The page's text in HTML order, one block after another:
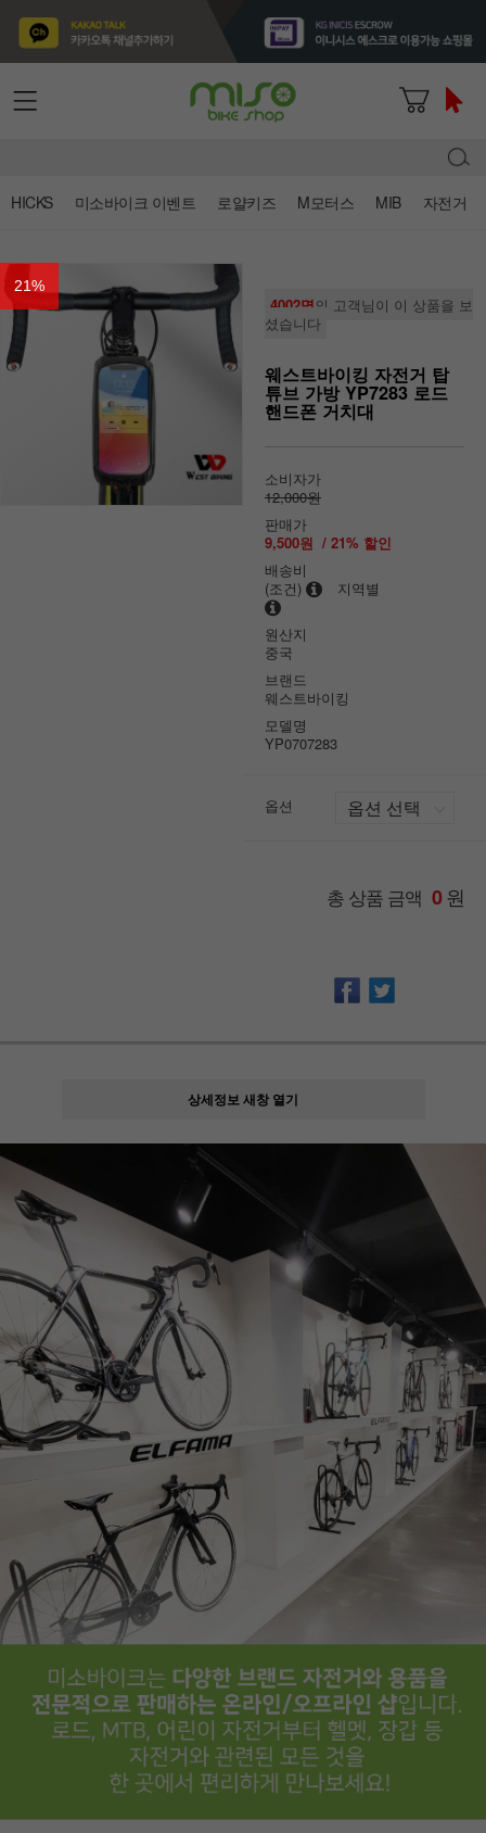
HICKS 미소바이크 이벤트 로얄키즈 M모터스 MIB 자전거
21%
4002명의 고객님이 이 상품을 보
셨습니다
웨스트바이킹 자전거 탑
튜브 가방 YP7283 로드
핸드폰 거치대
소비자가
12,000원
판매가
9,500원 / 21% 할인
배송비
(조건)
지역별
원산지
중국
브랜드
웨스트바이킹
모델명
YP0707283
옵션
총 상품 금액 0원
상세정보 새창 열기